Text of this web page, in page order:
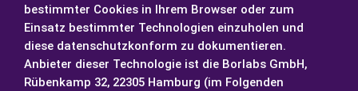
bestimmter Cookies in Ihrem Browser oder zum
Einsatz bestimmter Technologien einzuholen und
diese datenschutzkonform zu dokumentieren.
Anbieter dieser Technologie ist die Borlabs GmbH,
Rübenkamp 32, 22305 Hamburg (im Folgenden